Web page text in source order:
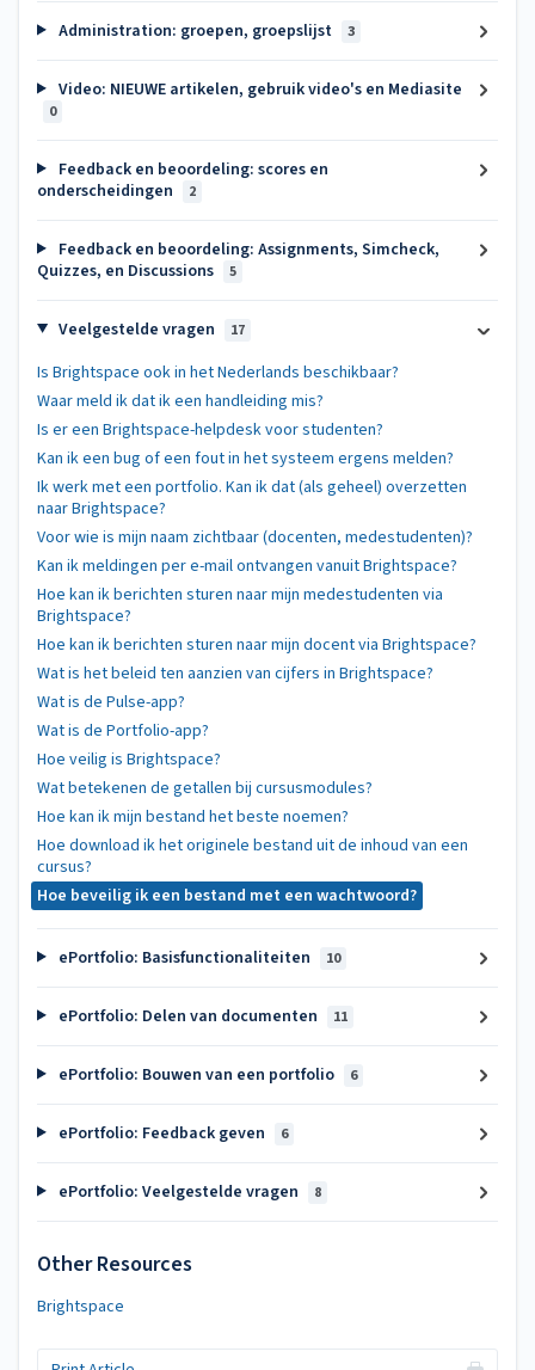
Administration: groepen, groepslijst 3
Video: NIEUWE artikelen, gebruik video's en Mediasite
0
Feedback en beoordeling: scores en
onderscheidingen
2
Feedback en beoordeling: Assignments, Simcheck,
Quizzes, en Discussions
5
Veelgestelde vragen 17
Is Brightspace ook in het Nederlands beschikbaar?
Waar meld ik dat ik een handleiding mis?
Is er een Brightspace-helpdesk voor studenten?
Kan ik een bug of een fout in het systeem ergens melden?
Ik werk met een portfolio. Kan ik dat (als geheel) overzetten
naar Brightspace?
Voor wie is mijn naam zichtbaar (docenten, medestudenten)?
Kan ik meldingen per e-mail ontvangen vanuit Brightspace?
Hoe kan ik berichten sturen naar mijn medestudenten via
Brightspace?
Hoe kan ik berichten sturen naar mijn docent via Brightspace?
Wat is het beleid ten aanzien van cijfers in Brightspace?
Wat is de Pulse-app?
Wat is de Portfolio-app?
Hoe veilig is Brightspace?
Wat betekenen de getallen bij cursusmodules?
Hoe kan ik mijn bestand het beste noemen?
Hoe download ik het originele bestand uit de inhoud van een
cursus?
Hoe beveilig ik een bestand met een wachtwoord?
ePortfolio: Basisfunctionaliteiten 10
ePortfolio: Delen van documenten 11
ePortfolio: Bouwen van een portfolio 6
ePortfolio: Feedback geven 6
ePortfolio: Veelgestelde vragen 8
Other Resources
Brightspace